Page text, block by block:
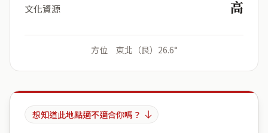
文化資源 高
方位 東北（艮）26.6°
想知道此地點適不適合你嗎？